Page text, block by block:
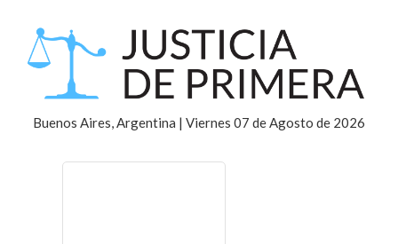
Buenos Aires, Argentina | Viernes 07 de Agosto de 2026